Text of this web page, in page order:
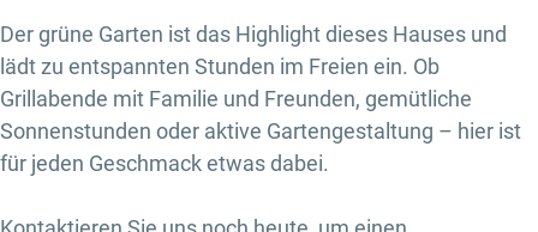
Der grüne Garten ist das Highlight dieses Hauses und
lädt zu entspannten Stunden im Freien ein. Ob
Grillabende mit Familie und Freunden, gemütliche
Sonnenstunden oder aktive Gartengestaltung – hier ist
für jeden Geschmack etwas dabei.